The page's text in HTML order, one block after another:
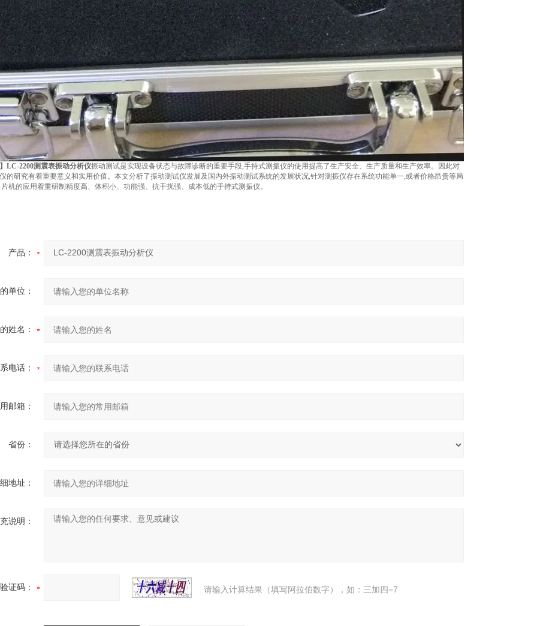
LC-2200测震表振动分析仪振动测试是实现设备状态与故障诊断的重要手段,手持式测振仪的使用提高了生产安全、生产质量和生产效率。因此对
的研究有着重要意义和实用价值。本文分析了振动测试仪发展及国内外振动测试系统的发展状况,针对测振仪存在系统功能单一,或者价格昂贵等局
机的应用着重研制精度高、体积小、功能强、抗干扰强、成本低的手持式测振仪。
产品：
单位：
姓名：
电话：
邮箱：
省份：
地址：
说明：
验证码： 请输入计算结果（填写阿拉伯数字），如：三加四=7